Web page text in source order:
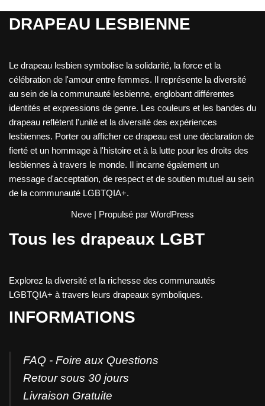
DRAPEAU LESBIENNE
Le drapeau lesbien symbolise la solidarité, la force et la
célébration de l'amour entre femmes. Il représente la diversité
au sein de la communauté lesbienne, englobant différentes
identités et expressions de genre. Les couleurs et les bandes du
drapeau reflètent l'unité et la diversité des expériences
lesbiennes. Porter ou afficher ce drapeau est une déclaration de
fierté et un hommage à l'histoire et à la lutte pour les droits des
lesbiennes à travers le monde. Il incarne également un
message d'acceptation, de respect et de soutien mutuel au sein
de la communauté LGBTQIA+.
Neve | Propulsé par WordPress
Tous les drapeaux LGBT
Explorez la diversité et la richesse des communautés
LGBTQIA+ à travers leurs drapeaux symboliques.
INFORMATIONS
FAQ - Foire aux Questions
Retour sous 30 jours
Livraison Gratuite